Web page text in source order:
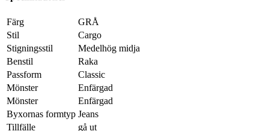
Färg
GRÅ
Stil
Cargo
Stigningsstil
Medelhög midja
Benstil
Raka
Passform
Classic
Mönster
Enfärgad
Mönster
Enfärgad
Byxornas formtyp Jeans
Tillfälle
gå ut